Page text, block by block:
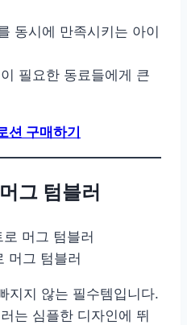
동시에 만족시키는 아이
필요한 동료들에게 큰
션 구매하기
그 텀블러
머그 텀블러
지지 않는 필수템입니다.
는 심플한 디자인에 뛰